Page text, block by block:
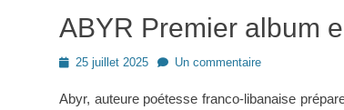
ABYR Premier album
Posted25 juillet 2025 Un commentaire
Abyr, auteure poétesse franco-libanaise